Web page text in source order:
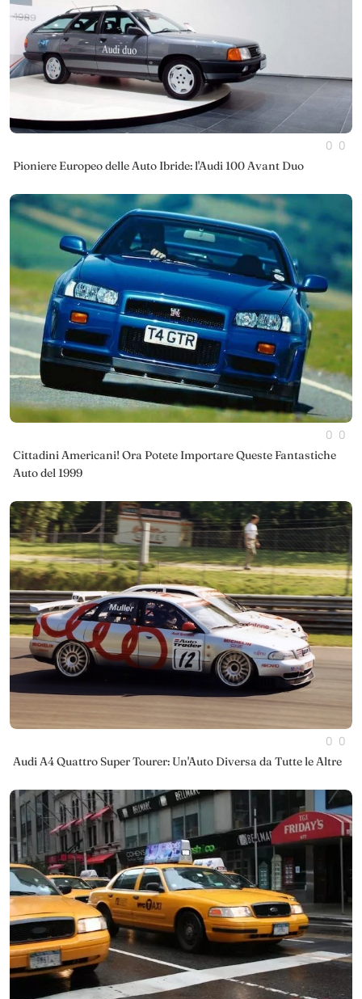
0 0
Pioniere Europeo delle Auto Ibride: l'Audi 100 Avant Duo
0 0
Cittadini Americani! Ora Potete Importare Queste Fantastiche
Auto del 1999
0 0
Audi A4 Quattro Super Tourer: Un'Auto Diversa da Tutte le Altre